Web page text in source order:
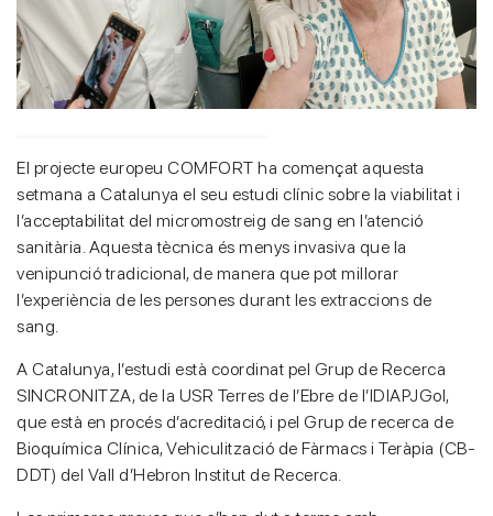
El projecte europeu COMFORT ha començat aquesta
setmana a Catalunya el seu estudi clínic sobre la viabilitat i
l’acceptabilitat del micromostreig de sang en l’atenció
sanitària. Aquesta tècnica és menys invasiva que la
venipunció tradicional, de manera que pot millorar
l’experiència de les persones durant les extraccions de
sang.
A Catalunya, l’estudi està coordinat pel Grup de Recerca
SINCRONITZA, de la USR Terres de l’Ebre de l’IDIAPJGol,
que està en procés d’acreditació, i pel Grup de recerca de
Bioquímica Clínica, Vehiculització de Fàrmacs i Teràpia (CB-
DDT) del Vall d’Hebron Institut de Recerca.